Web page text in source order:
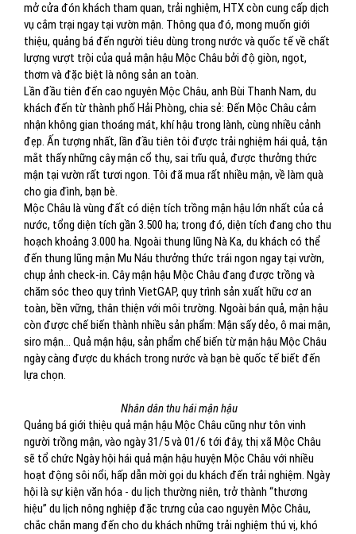
mở cửa đón khách tham quan, trải nghiệm, HTX còn cung cấp dịch
vụ cắm trại ngay tại vườn mận. Thông qua đó, mong muốn giới
thiệu, quảng bá đến người tiêu dùng trong nước và quốc tế về chất
lượng vượt trội của quả mận hậu Mộc Châu bởi độ giòn, ngọt,
thơm và đặc biệt là nông sản an toàn.
Lần đầu tiên đến cao nguyên Mộc Châu, anh Bùi Thanh Nam, du
khách đến từ thành phố Hải Phòng, chia sẻ: Đến Mộc Châu cảm
nhận không gian thoáng mát, khí hậu trong lành, cùng nhiều cảnh
đẹp. Ấn tượng nhất, lần đầu tiên tôi được trải nghiệm hái quả, tận
mắt thấy những cây mận cổ thụ, sai trĩu quả, được thưởng thức
mận tại vườn rất tươi ngon. Tôi đã mua rất nhiều mận, về làm quà
cho gia đình, bạn bè.
Mộc Châu là vùng đất có diện tích trồng mận hậu lớn nhất của cả
nước, tổng diện tích gần 3.500 ha; trong đó, diện tích đang cho thu
hoạch khoảng 3.000 ha. Ngoài thung lũng Nà Ka, du khách có thể
đến thung lũng mận Mu Náu thưởng thức trái ngon ngay tại vườn,
chụp ảnh check-in. Cây mận hậu Mộc Châu đang được trồng và
chăm sóc theo quy trình VietGAP, quy trình sản xuất hữu cơ an
toàn, bền vững, thân thiện với môi trường. Ngoài bán quả, mận hậu
còn được chế biến thành nhiều sản phẩm: Mận sấy dẻo, ô mai mận,
siro mận… Quả mận hậu, sản phẩm chế biến từ mận hậu Mộc Châu
ngày càng được du khách trong nước và bạn bè quốc tế biết đến
lựa chọn.
Nhân dân thu hái mận hậu
Quảng bá giới thiệu quả mận hậu Mộc Châu cũng như tôn vinh
người trồng mận, vào ngày 31/5 và 01/6 tới đây, thị xã Mộc Châu
sẽ tổ chức Ngày hội hái quả mận hậu huyện Mộc Châu với nhiều
hoạt động sôi nổi, hấp dẫn mời gọi du khách đến trải nghiệm. Ngày
hội là sự kiện văn hóa - du lịch thường niên, trở thành “thương
hiệu” du lịch nông nghiệp đặc trưng của cao nguyên Mộc Châu,
chắc chắn mang đến cho du khách những trải nghiệm thú vị, khó